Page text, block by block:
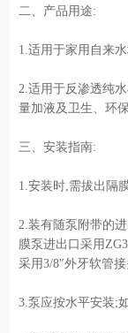
二、产品用途:
1.适用于家用自来
2.适用于反渗透纯
量加液及卫生、环
三、安装指南:
1.安装时,需拔出隔
2.装有随泵附带的
膜泵进出口采用
采用3/8″外牙软管接
3.泵应按水平安装;